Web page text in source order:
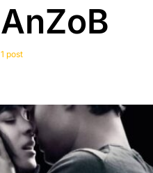
AnZoB
1 post